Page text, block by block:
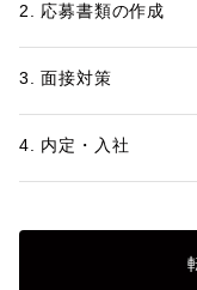
2. 応募書類の作成
3. 面接対策
4. 内定・入社